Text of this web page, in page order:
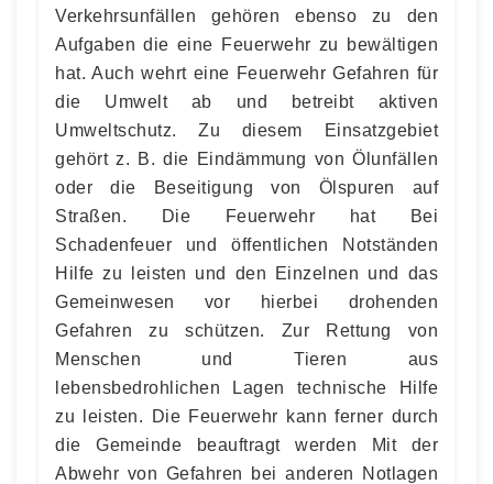
Verkehrsunfällen gehören ebenso zu den
Aufgaben die eine Feuerwehr zu bewältigen
hat. Auch wehrt eine Feuerwehr Gefahren für
die Umwelt ab und betreibt aktiven
Umweltschutz. Zu diesem Einsatzgebiet
gehört z. B. die Eindämmung von Ölunfällen
oder die Beseitigung von Ölspuren auf
Straßen. Die Feuerwehr hat Bei
Schadenfeuer und öffentlichen Notständen
Hilfe zu leisten und den Einzelnen und das
Gemeinwesen vor hierbei drohenden
Gefahren zu schützen. Zur Rettung von
Menschen und Tieren aus
lebensbedrohlichen Lagen technische Hilfe
zu leisten. Die Feuerwehr kann ferner durch
die Gemeinde beauftragt werden Mit der
Abwehr von Gefahren bei anderen Notlagen